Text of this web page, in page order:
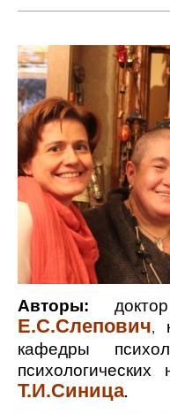
Авторы:
Е.С.Слепович,
кафедры
Т.И.Синица.